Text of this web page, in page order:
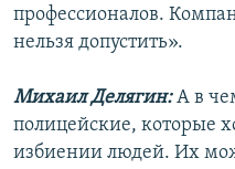
профессионалов.
нельзя допустить».
Михаил Делягин:А в
полицейские, которые
избиении людей. Их